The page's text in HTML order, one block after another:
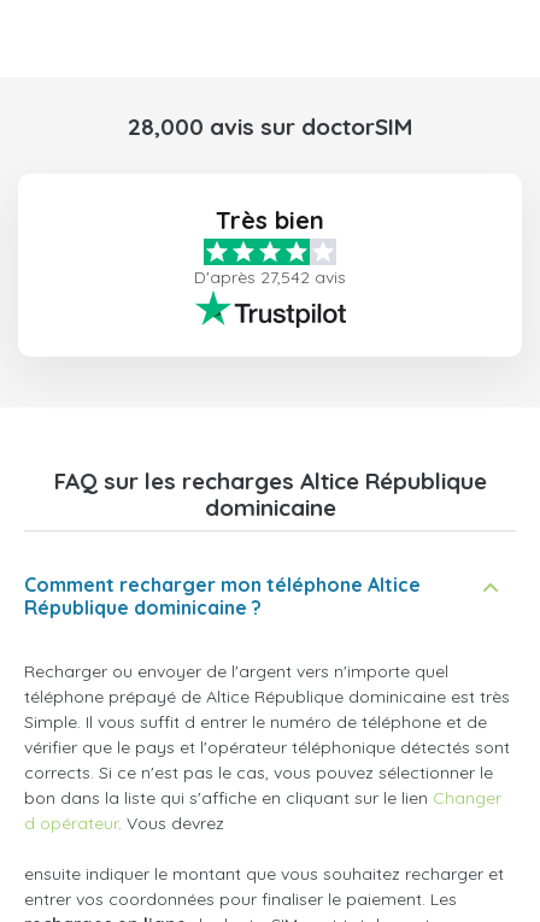
28,000 avis sur doctorSIM
Très bien
D'après 27,542 avis
FAQ sur les recharges Altice République
dominicaine
Comment recharger mon téléphone Altice
République dominicaine ?
Recharger ou envoyer de l'argent vers n'importe quel
téléphone prépayé de Altice République dominicaine est très
Simple. Il vous suffit d entrer le numéro de téléphone et de
vérifier que le pays et l'opérateur téléphonique détectés sont
corrects. Si ce n'est pas le cas, vous pouvez sélectionner le
bon dans la liste qui s'affiche en cliquant sur le lien Changer
d opérateur. Vous devrez
ensuite indiquer le montant que vous souhaitez recharger et
entrer vos coordonnées pour finaliser le paiement. Les